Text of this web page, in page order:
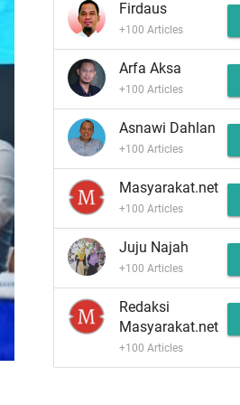
Firdaus
+100 Articles
Arfa Aksa
+100 Articles
Asnawi Dahlan
+100 Articles
Masyarakat.net
+100 Articles
Juju Najah
+100 Articles
Redaksi
Masyarakat.net
+100 Articles